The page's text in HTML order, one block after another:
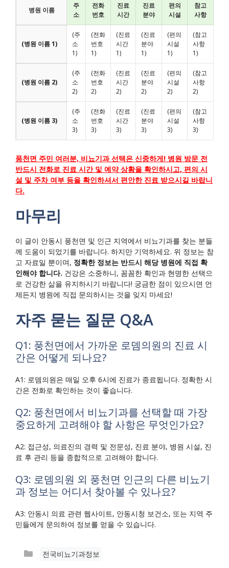
병원 이름
주
소
전화
번호
진료
시간
진료
분야
편의
시설
참고
사항
(병원 이름 1)
(주
소
1)
(전화
번호
1)
(진료
시간
1)
(진료
분야
1)
(편의
시설
1)
(참고
사항
1)
(병원 이름 2)
(주
소
2)
(전화
번호
2)
(진료
시간
2)
(진료
분야
2)
(편의
시설
2)
(참고
사항
2)
(병원 이름 3)
(주
소
3)
(전화
번호
3)
(진료
시간
3)
(진료
분야
3)
(편의
시설
3)
(참고
사항
3)
풍천면 주민 여러분, 비뇨기과 선택은 신중하게! 병원 방문 전
반드시 전화로 진료 시간 및 예약 상황을 확인하시고, 편의 시
설 및 주차 여부 등을 확인하셔서 편안한 진료 받으시길 바랍니
다.
마무리
이 글이 안동시 풍천면 및 인근 지역에서 비뇨기과를 찾는 분들
께 도움이 되었기를 바랍니다. 하지만 기억하세요. 위 정보는 참
고 자료일 뿐이며, 정확한 정보는 반드시 해당 병원에 직접 확
인해야 합니다. 건강은 소중하니, 꼼꼼한 확인과 현명한 선택으
로 건강한 삶을 유지하시기 바랍니다! 궁금한 점이 있으시면 언
제든지 병원에 직접 문의하시는 것을 잊지 마세요!
자주 묻는 질문 Q&A
Q1: 풍천면에서 가까운 로뎀의원의 진료 시
간은 어떻게 되나요?
A1: 로뎀의원은 매일 오후 6시에 진료가 종료됩니다. 정확한 시
간은 전화로 확인하는 것이 좋습니다.
Q2: 풍천면에서 비뇨기과를 선택할 때 가장
중요하게 고려해야 할 사항은 무엇인가요?
A2: 접근성, 의료진의 경력 및 전문성, 진료 분야, 병원 시설, 진
료 후 관리 등을 종합적으로 고려해야 합니다.
Q3: 로뎀의원 외 풍천면 인근의 다른 비뇨기
과 정보는 어디서 찾아볼 수 있나요?
A3: 안동시 의료 관련 웹사이트, 안동시청 보건소, 또는 지역 주
민들에게 문의하여 정보를 얻을 수 있습니다.
카
전국비뇨기과정보